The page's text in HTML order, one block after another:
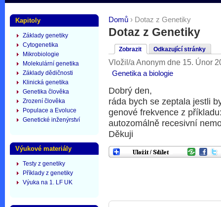
Domů › Dotaz z Genetiky
Dotaz z Genetiky
Zobrazit Odkazující stránky
Vložil/a Anonym dne 15. Únor
Genetika a biologie
Dobrý den,
ráda bych se zeptala jestli
genové frekvence z
autozomálně recesivní
Děkuji
Kapitoly
Základy genetiky
Cytogenetika
Mikrobiologie
Molekulární genetika
Základy dědičnosti
Klinická genetika
Genetika člověka
Zrození člověka
Populace a Evoluce
Genetické inženýrství
Výukové materiály
Testy z genetiky
Příklady z genetiky
Výuka na 1. LF UK